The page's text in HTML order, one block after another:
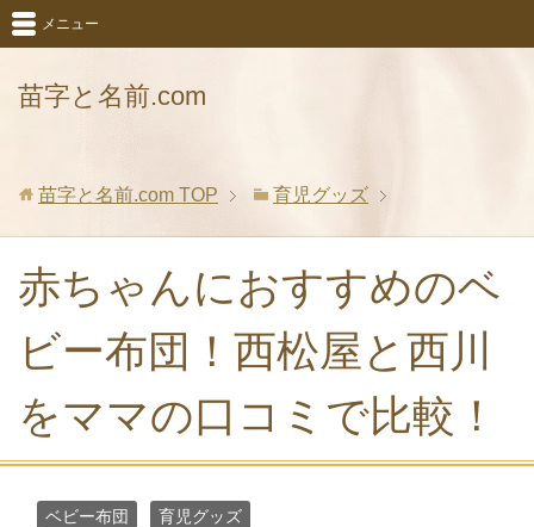
苗字と名前.com
メニュー
苗字と名前.com TOP 育児グッズ
赤ちゃんにおすすめのベ
ビー布団！西松屋と西川
をママの口コミで比較！
ベビー布団 育児グッズ